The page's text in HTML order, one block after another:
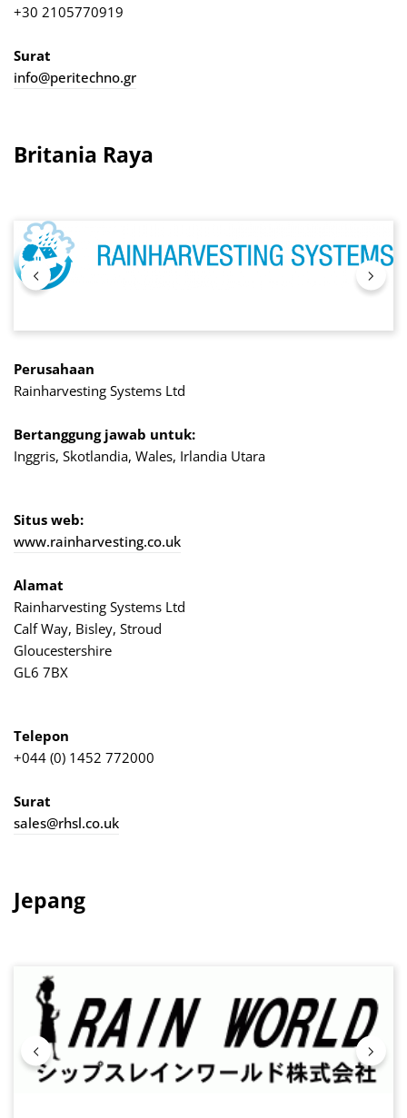
+30 2105770919
Surat
info@peritechno.gr
Britania Raya
Lewati galeri gambar
Perusahaan
Rainharvesting Systems Ltd
Bertanggung jawab untuk:
Inggris, Skotlandia, Wales, Irlandia Utara
Situs web:
www.rainharvesting.co.uk
Alamat
Rainharvesting Systems Ltd
Calf Way, Bisley, Stroud
Gloucestershire
GL6 7BX
Telepon
+044 (0) 1452 772000
Surat
sales@rhsl.co.uk
Jepang
Lewati galeri gambar